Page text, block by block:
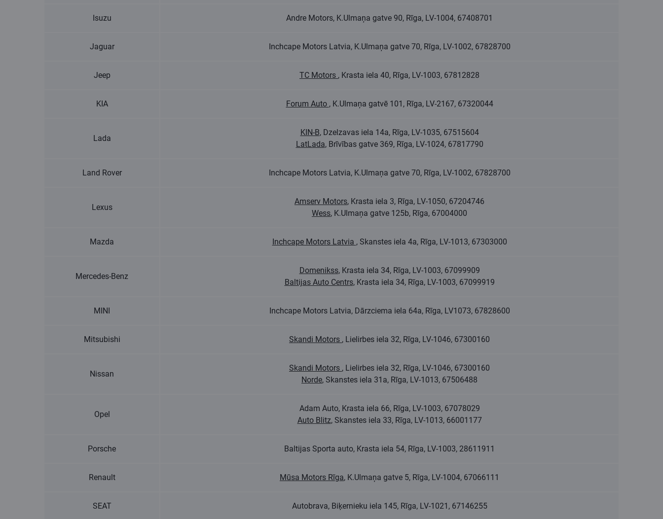
Isuzu Andre Motors, K.Ulmaņa gatve 90, Rīga, LV-1004, 67408701
Jaguar Inchcape Motors Latvia, K.Ulmaņa gatve 70, Rīga, LV-1002, 67828700
Jeep TC Motors , Krasta iela 40, Rīga, LV-1003, 67812828
KIA Forum Auto , K.Ulmaņa gatvē 101, Rīga, LV-2167, 67320044
Lada
KIN-B, Dzelzavas iela 14a, Rīga, LV-1035, 67515604
LatLada, Brīvības gatve 369, Rīga, LV-1024, 67817790
Land Rover Inchcape Motors Latvia, K.Ulmaņa gatve 70, Rīga, LV-1002, 67828700
Lexus
Amserv Motors, Krasta iela 3, Rīga, LV-1050, 67204746
Wess, K.Ulmaņa gatve 125b, Rīga, 67004000
Mazda Inchcape Motors Latvia , Skanstes iela 4a, Rīga, LV-1013, 67303000
Mercedes-Benz
Domenikss, Krasta iela 34, Rīga, LV-1003, 67099909
Baltijas Auto Centrs, Krasta iela 34, Rīga, LV-1003, 67099919
MINI Inchcape Motors Latvia, Dārzciema iela 64a, Rīga, LV1073, 67828600
Mitsubishi Skandi Motors , Lielirbes iela 32, Rīga, LV-1046, 67300160
Nissan
Skandi Motors , Lielirbes iela 32, Rīga, LV-1046, 67300160
Norde, Skanstes iela 31a, Rīga, LV-1013, 67506488
Opel
Adam Auto, Krasta iela 66, Rīga, LV-1003, 67078029
Auto Blitz, Skanstes iela 33, Rīga, LV-1013, 66001177
Porsche Baltijas Sporta auto, Krasta iela 54, Rīga, LV-1003, 28611911
Renault Mūsa Motors Rīga, K.Ulmaņa gatve 5, Rīga, LV-1004, 67066111
SEAT Autobrava, Biķernieku iela 145, Rīga, LV-1021, 67146255